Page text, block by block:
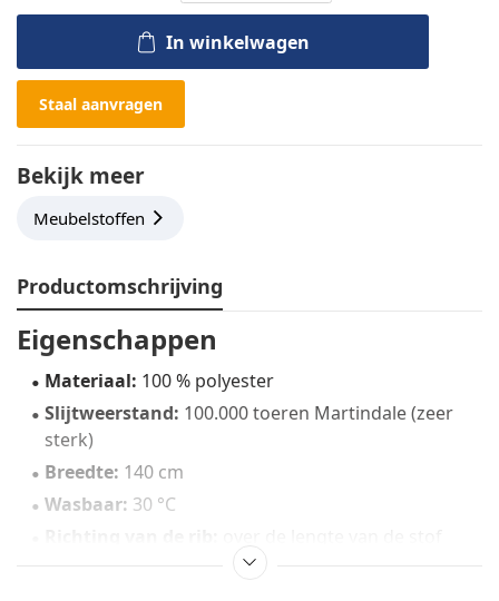
In winkelwagen
Staal aanvragen
Bekijk meer
Meubelstoffen
Productomschrijving
Eigenschappen
Materiaal: 100 % polyester
Slijtweerstand: 100.000 toeren Martindale (zeer
sterk)
Breedte: 140 cm
Wasbaar: 30 °C
per strekkende meter